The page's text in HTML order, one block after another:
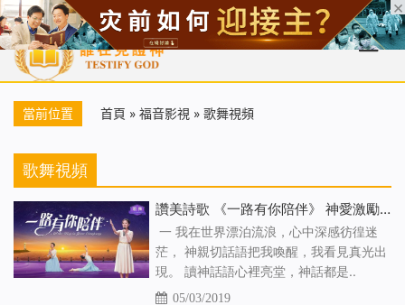
首頁 每日靈糧 天國福音 基督徒見證 信仰解答 聖經
當前位置 首頁 » 福音影視 » 歌舞視頻
歌舞視頻
讚美詩歌 《一路有你陪伴》 神愛激勵我前行
一 我在世界漂泊流浪，心中深感彷徨迷
茫， 神親切話語把我喚醒，我看見真光出
現。 讀神話語心裡亮堂，神話都是..
05/03/2019